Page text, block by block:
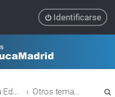
Identificarse
Plataforma Educativa EducaMadrid Otros temas relacionados con las TIC